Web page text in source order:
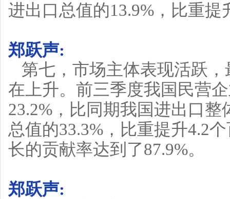
进出口总值的13.9%，比重提
郑跃声:
第七，市场主体表现活跃
在上升。前三季度我国民营
23.2%，比同期我国进出口
总值的33.3%，比重提升4.2
长的贡献率达到了87.9%。
郑跃声: